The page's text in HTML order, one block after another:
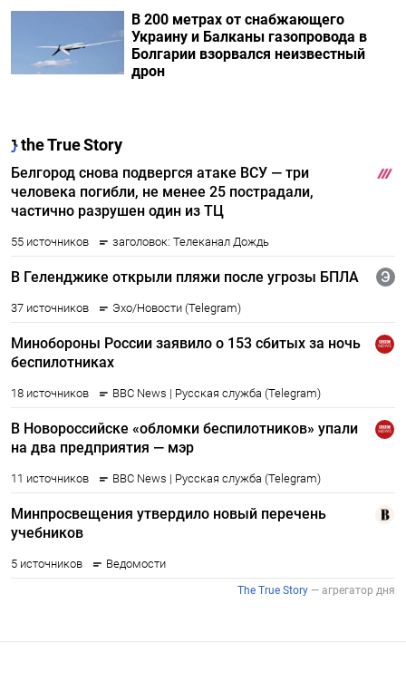
В 200 метрах от снабжающего
Украину и Балканы газопровода в
Болгарии взорвался неизвестный
дрон